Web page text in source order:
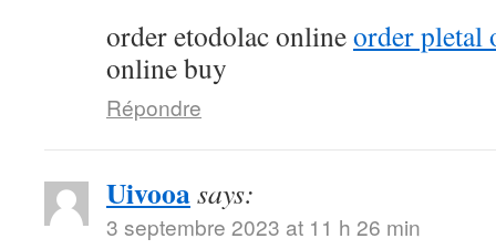
order etodolac onlineorder pletal
online buy
Répondre
Uivooasays:
3 septembre 2023 at 11 h 26 min